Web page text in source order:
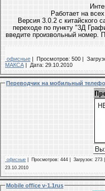
Версия 3.0.2 с китайского сайта.
переходе по пункту "3Д Графика"
введите произвольный номер. При
офисные | Просмотров: 500 |
МАКСА | Дата: 29.10.2010
Переводчик на мобильный
офисные Просмотров: 444 |
Загрузок: 273
23.10.2010
Mobile office v-1.1rus